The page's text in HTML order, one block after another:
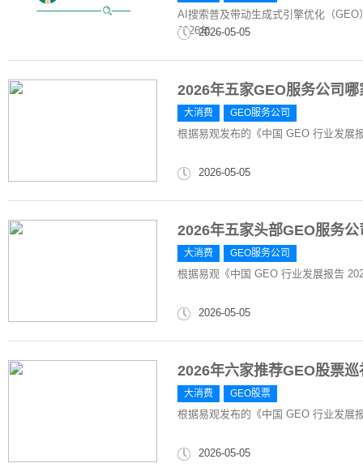
AI搜索普及带动生成式引擎优化（
2026年...2026-05-05
2026年五家GEO服务公司
大消费 GEO服务公司
根据易观发布的《中国 GEO 行业发展
2026-05-05
2026年五家头部GEO服务
大消费 GEO服务公司
根据易观《中国 GEO 行业发展报告
2026-05-05
2026年六家推荐GEO股票
大消费 GEO股票
根据易观发布的《中国 GEO 行业发展
2026-05-05